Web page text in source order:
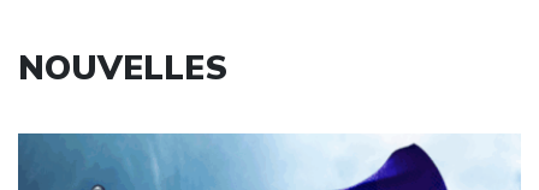
NOUVELLES
Click to open the link